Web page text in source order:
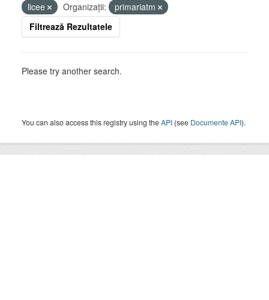
licee
Organizații:
primariatm
Filtrează Rezultatele
Please try another search.
You can also access this registry using theAPI (see Documente API).